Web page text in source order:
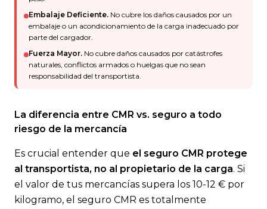
Embalaje Deficiente. No cubre los daños causados por un
embalaje o un acondicionamiento de la carga inadecuado por
parte del cargador.
Fuerza Mayor. No cubre daños causados por catástrofes
naturales, conflictos armados o huelgas que no sean
responsabilidad del transportista.
La diferencia entre CMR vs. seguro a todo
riesgo de la mercancía
Es crucial entender que el seguro CMR protege
al transportista, no al propietario de la carga. Si
el valor de tus mercancías supera los 10-12 € por
kilogramo, el seguro CMR es totalmente